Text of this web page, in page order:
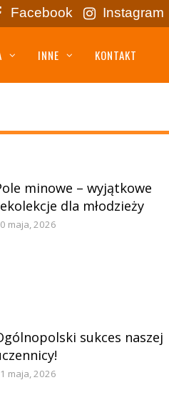
Facebook Instagram
INNE KONTAKT
minowe – wyjątkowe
dla młodzieży
maja, 2026
sukces naszej
maja, 2026